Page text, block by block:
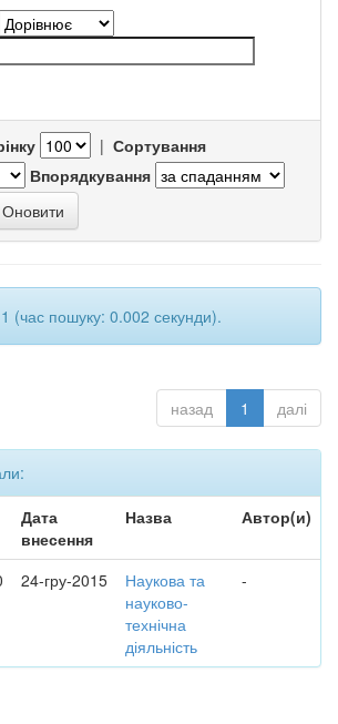
| Сортування
Впорядкування
1 (час пошуку: 0.002 секунди).
назад 1 далі
Дата
внесення
Назва Автор(и)
24-гру-2015
Наукова та
науково-
технічна
діяльність
-